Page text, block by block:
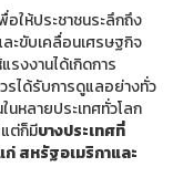
อให้ประชาชนระลึกถึง
ะขับเคลื่อนเศรษฐกิจ
รงงานได้เกิดการ
รได้รับการดูแลอย่างทั่ว
หลายประเทศทั่วโลก
แต่ก็มีบางประเทศที่
สหรัฐอเมริกาและ